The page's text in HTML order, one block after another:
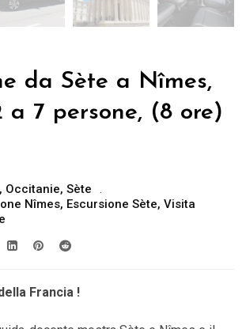
da Sète a Nîmes,
a 7 persone, (8 ore)
, Occitanie, Sète
Nîmes, Escursione Sète, Visita
Francia !